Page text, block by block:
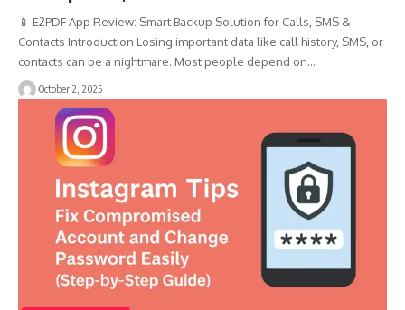
📱 E2PDF App Review: Smart Backup Solution for Calls, SMS &
Contacts Introduction Losing important data like call history, SMS, or
contacts can be a nightmare. Most people depend on…
October 2, 2025